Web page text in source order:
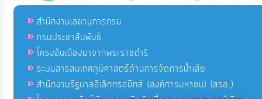
สำนักงานเลขานุการกรม
กรมประชาสัมพันธ์
โครงอันเนื่องมาจากพระราชดำริ
ระบบสารสนเทศภูมิศาสตร์ด้านการจัดการน้ำเสีย
สำนักงานรัฐบาลอิเล็กทรอนิกส์ (องค์การมหาชน) (สรอ.)